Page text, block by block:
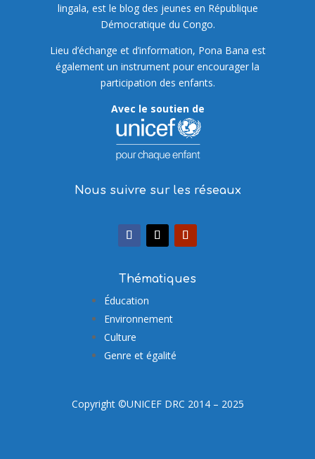
lingala, est le blog des jeunes en République
Démocratique du Congo.
Lieu d’échange et d’information, Pona Bana est
également un instrument pour encourager la
participation des enfants.
Avec le soutien de
Nous suivre sur les réseaux
Thématiques
Éducation
Environnement
Culture
Genre et égalité
Copyright ©UNICEF DRC 2014 – 2025